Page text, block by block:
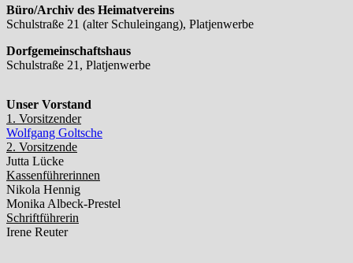
Büro/Archiv des Heimatvereins
Schulstraße 21 (alter Schuleingang), Platjenwerbe
Dorfgemeinschaftshaus
Schulstraße 21, Platjenwerbe
Unser Vorstand
1. Vorsitzender
Wolfgang Goltsche
2. Vorsitzende
Jutta Lücke
Kassenführerinnen
Nikola Hennig
Monika Albeck-Prestel
Schriftführerin
Irene Reuter